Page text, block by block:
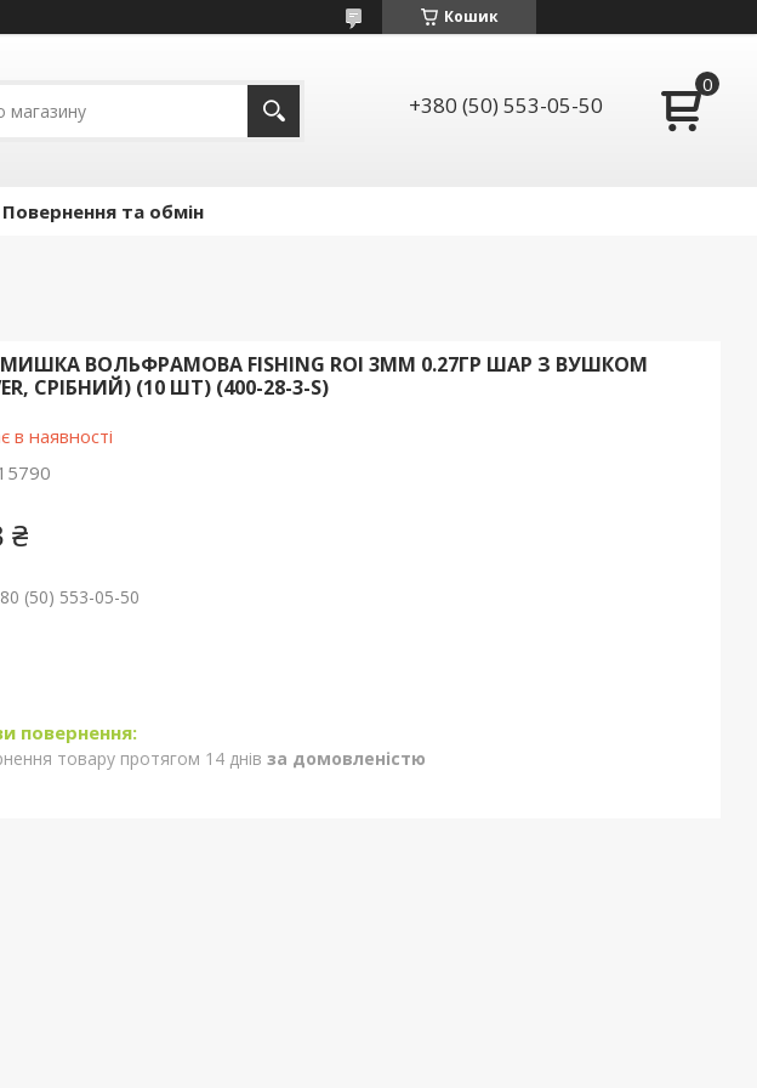
Кошик
+380 (50) 553-05-50
Повернення та обмін
ВОЛЬФРАМОВА FISHING ROI 3ММ 0.27ГР ШАР З ВУШКОМ
СРІБНИЙ) (10 ШТ) (400-28-3-S)
в наявності
₴
(50) 553-05-50
товару протягом 14 днів за домовленістю